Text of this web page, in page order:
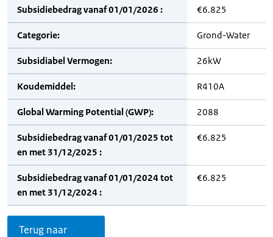
Subsidiebedrag vanaf 01/01/2026 : €6.825
Categorie: Grond-Water
Subsidiabel Vermogen: 26kW
Koudemiddel: R410A
Global Warming Potential (GWP): 2088
Subsidiebedrag vanaf 01/01/2025 tot
en met 31/12/2025 :
€6.825
Subsidiebedrag vanaf 01/01/2024 tot
en met 31/12/2024 :
€6.825
Terug naar